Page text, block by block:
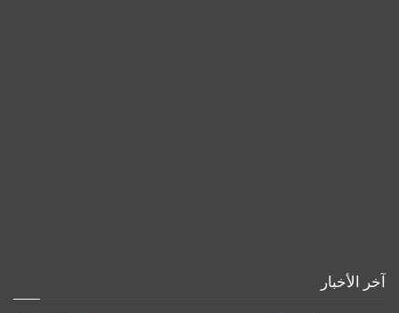
آخر الأخبار